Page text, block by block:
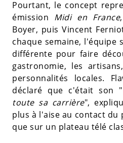
Pourtant, le concept
émission Midi en France
Boyer, puis Vincent
chaque semaine, l'équipe
différente pour faire
gastronomie, les
personnalités locales.
déclaré que c'était son "
toute sa carrière",
plus à l'aise au contact du
que sur un plateau télé